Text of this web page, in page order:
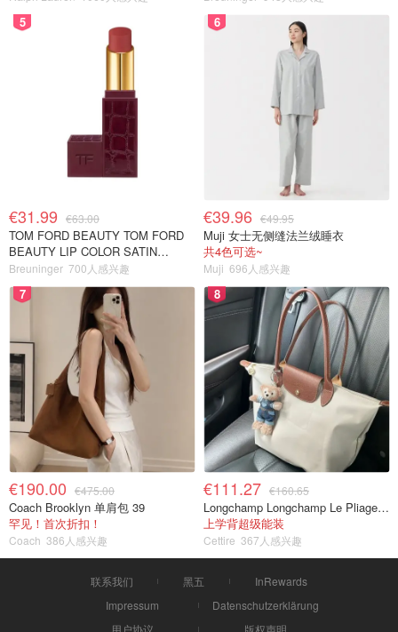
5
€31.99 €63.00
TOM FORD BEAUTY TOM FORD
BEAUTY LIP COLOR SATIN
MATTE 裸玫瑰口红
Breuninger 700人感兴趣
6
€39.96 €49.95
Muji 女士无侧缝法兰绒睡衣
共4色可选~
Muji 696人感兴趣
7
€190.00 €475.00
Coach Brooklyn 单肩包 39
罕见！首次折扣！
Coach 386人感兴趣
8
€111.27 €160.65
Longchamp Longchamp Le Pliage 大号手提包
上学背超级能装
Cettire 367人感兴趣
联系我们 黑五
InRewards
Impressum
Datenschutzerklärung
用户协议
版权声明